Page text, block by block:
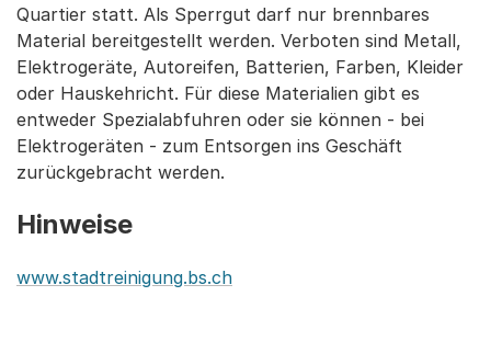
Quartier statt. Als Sperrgut darf nur brennbares
Material bereitgestellt werden. Verboten sind Metall,
Elektrogeräte, Autoreifen, Batterien, Farben, Kleider
oder Hauskehricht. Für diese Materialien gibt es
entweder Spezialabfuhren oder sie können - bei
Elektrogeräten - zum Entsorgen ins Geschäft
zurückgebracht werden.
Hinweise
www.stadtreinigung.bs.ch